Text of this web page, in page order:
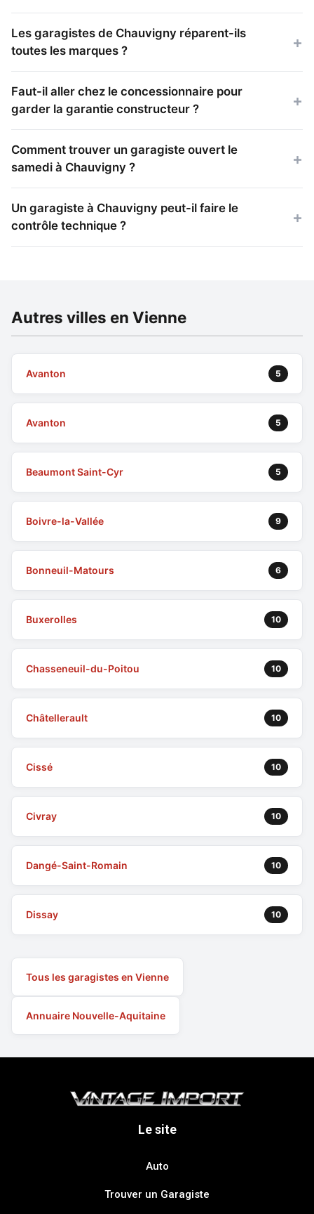
Les garagistes de Chauvigny réparent-ils
toutes les marques ?
Faut-il aller chez le concessionnaire pour
garder la garantie constructeur ?
Comment trouver un garagiste ouvert le
samedi à Chauvigny ?
Un garagiste à Chauvigny peut-il faire le
contrôle technique ?
Autres villes en Vienne
Avanton 5
Avanton 5
Beaumont Saint-Cyr 5
Boivre-la-Vallée 9
Bonneuil-Matours 6
Buxerolles 10
Chasseneuil-du-Poitou 10
Châtellerault 10
Cissé 10
Civray 10
Dangé-Saint-Romain 10
Dissay 10
Tous les garagistes en Vienne
Annuaire Nouvelle-Aquitaine
Le site
Auto
Trouver un Garagiste